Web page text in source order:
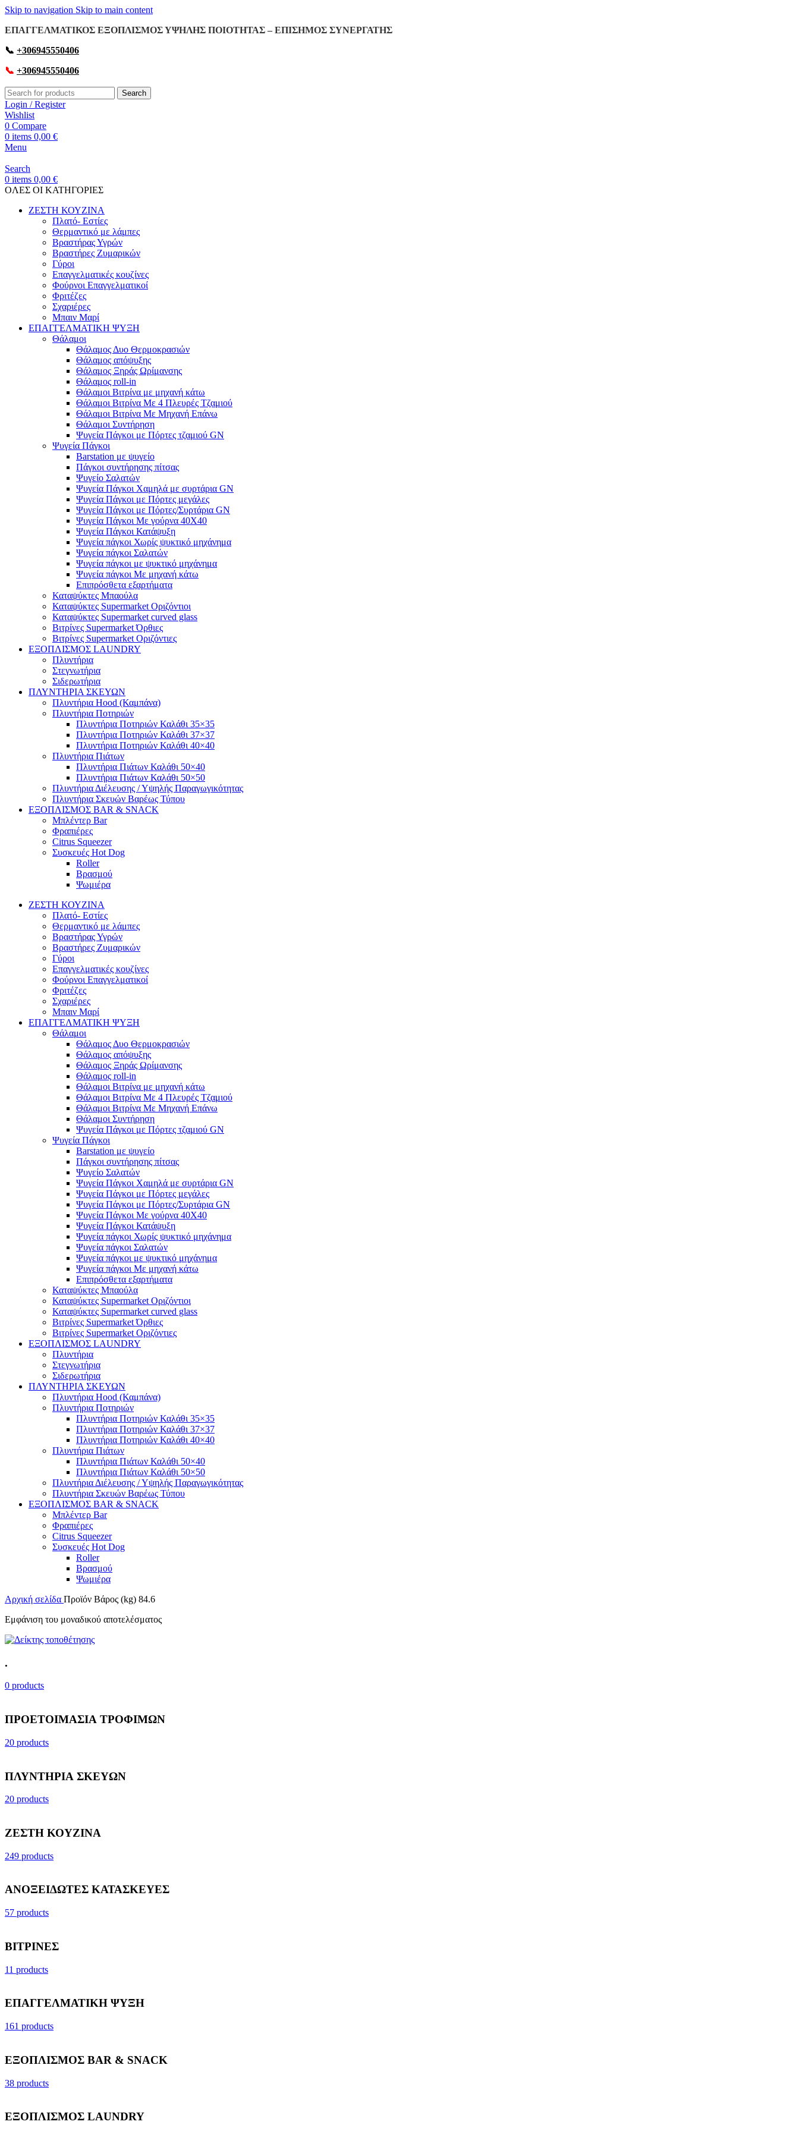
Skip to navigation Skip to main content
ΕΠΑΓΓΕΛΜΑΤΙΚΟΣ ΕΞΟΠΛΙΣΜΟΣ ΥΨΗΛΗΣ ΠΟΙΟΤΗΤΑΣ – ΕΠΙΣΗΜΟΣ ΣΥΝΕΡΓΑΤΗΣ
📞 +306945550406
📞 +306945550406
Search
Login / Register
Wishlist
0 Compare
0 items 0,00 €
Menu
Search
0 items 0,00 €
OΛΕΣ ΟΙ ΚΑΤΗΓΟΡΙΕΣ
ΖΕΣΤΗ ΚΟΥΖΙΝΑ
Πλατό- Εστίες
Θερμαντικό με λάμπες
Βραστήρας Υγρών
Βραστήρες Ζυμαρικών
Γύροι
Επαγγελματικές κουζίνες
Φούρνοι Επαγγελματικοί
Φριτέζες
Σχαριέρες
Μπαιν Μαρί
ΕΠΑΓΓΕΛΜΑΤΙΚΗ ΨΥΞΗ
Θάλαμοι
Θάλαμος Δυο Θερμοκρασιών
Θάλαμος απόψυξης
Θάλαμος Ξηράς Ωρίμανσης
Θάλαμος roll-in
Θάλαμοι Βιτρίνα με μηχανή κάτω
Θάλαμοι Βιτρίνα Με 4 Πλευρές Τζαμιού
Θάλαμοι Βιτρίνα Με Μηχανή Επάνω
Θάλαμοι Συντήρηση
Ψυγεία Πάγκοι με Πόρτες τζαμιού GN
Ψυγεία Πάγκοι
Barstation με ψυγείο
Πάγκοι συντήρησης πίτσας
Ψυγείο Σαλατών
Ψυγεία Πάγκοι Χαμηλά με συρτάρια GN
Ψυγεία Πάγκοι με Πόρτες μεγάλες
Ψυγεία Πάγκοι με Πόρτες/Συρτάρια GN
Ψυγεία Πάγκοι Με γούρνα 40Χ40
Ψυγεία Πάγκοι Κατάψυξη
Ψυγεία πάγκοι Χωρίς ψυκτικό μηχάνημα
Ψυγεία πάγκοι Σαλατών
Ψυγεία πάγκοι με ψυκτικό μηχάνημα
Ψυγεία πάγκοι Με μηχανή κάτω
Επιπρόσθετα εξαρτήματα
Καταψύκτες Μπαούλα
Καταψύκτες Supermarket Οριζόντιοι
Καταψύκτες Supermarket curved glass
Βιτρίνες Supermarket Όρθιες
Βιτρίνες Supermarket Οριζόντιες
ΕΞΟΠΛΙΣΜΟΣ LAUNDRY
Πλυντήρια
Στεγνωτήρια
Σιδερωτήρια
ΠΛΥΝΤΗΡΙΑ ΣΚΕΥΩΝ
Πλυντήρια Hood (Καμπάνα)
Πλυντήρια Ποτηριών
Πλυντήρια Ποτηριών Καλάθι 35×35
Πλυντήρια Ποτηριών Καλάθι 37×37
Πλυντήρια Ποτηριών Καλάθι 40×40
Πλυντήρια Πιάτων
Πλυντήρια Πιάτων Καλάθι 50×40
Πλυντήρια Πιάτων Καλάθι 50×50
Πλυντήρια Διέλευσης / Υψηλής Παραγωγικότητας
Πλυντήρια Σκευών Βαρέως Τύπου
ΕΞΟΠΛΙΣΜΟΣ BAR & SNACK
Μπλέντερ Bar
Φραπιέρες
Citrus Squeezer
Συσκευές Hot Dog
Roller
Βρασμού
Ψωμιέρα
ΖΕΣΤΗ ΚΟΥΖΙΝΑ
Πλατό- Εστίες
Θερμαντικό με λάμπες
Βραστήρας Υγρών
Βραστήρες Ζυμαρικών
Γύροι
Επαγγελματικές κουζίνες
Φούρνοι Επαγγελματικοί
Φριτέζες
Σχαριέρες
Μπαιν Μαρί
ΕΠΑΓΓΕΛΜΑΤΙΚΗ ΨΥΞΗ
Θάλαμοι
Θάλαμος Δυο Θερμοκρασιών
Θάλαμος απόψυξης
Θάλαμος Ξηράς Ωρίμανσης
Θάλαμος roll-in
Θάλαμοι Βιτρίνα με μηχανή κάτω
Θάλαμοι Βιτρίνα Με 4 Πλευρές Τζαμιού
Θάλαμοι Βιτρίνα Με Μηχανή Επάνω
Θάλαμοι Συντήρηση
Ψυγεία Πάγκοι με Πόρτες τζαμιού GN
Ψυγεία Πάγκοι
Barstation με ψυγείο
Πάγκοι συντήρησης πίτσας
Ψυγείο Σαλατών
Ψυγεία Πάγκοι Χαμηλά με συρτάρια GN
Ψυγεία Πάγκοι με Πόρτες μεγάλες
Ψυγεία Πάγκοι με Πόρτες/Συρτάρια GN
Ψυγεία Πάγκοι Με γούρνα 40Χ40
Ψυγεία Πάγκοι Κατάψυξη
Ψυγεία πάγκοι Χωρίς ψυκτικό μηχάνημα
Ψυγεία πάγκοι Σαλατών
Ψυγεία πάγκοι με ψυκτικό μηχάνημα
Ψυγεία πάγκοι Με μηχανή κάτω
Επιπρόσθετα εξαρτήματα
Καταψύκτες Μπαούλα
Καταψύκτες Supermarket Οριζόντιοι
Καταψύκτες Supermarket curved glass
Βιτρίνες Supermarket Όρθιες
Βιτρίνες Supermarket Οριζόντιες
ΕΞΟΠΛΙΣΜΟΣ LAUNDRY
Πλυντήρια
Στεγνωτήρια
Σιδερωτήρια
ΠΛΥΝΤΗΡΙΑ ΣΚΕΥΩΝ
Πλυντήρια Hood (Καμπάνα)
Πλυντήρια Ποτηριών
Πλυντήρια Ποτηριών Καλάθι 35×35
Πλυντήρια Ποτηριών Καλάθι 37×37
Πλυντήρια Ποτηριών Καλάθι 40×40
Πλυντήρια Πιάτων
Πλυντήρια Πιάτων Καλάθι 50×40
Πλυντήρια Πιάτων Καλάθι 50×50
Πλυντήρια Διέλευσης / Υψηλής Παραγωγικότητας
Πλυντήρια Σκευών Βαρέως Τύπου
ΕΞΟΠΛΙΣΜΟΣ BAR & SNACK
Μπλέντερ Bar
Φραπιέρες
Citrus Squeezer
Συσκευές Hot Dog
Roller
Βρασμού
Ψωμιέρα
Αρχική σελίδα Προϊόν Βάρος (kg) 84.6
Εμφάνιση του μοναδικού αποτελέσματος
.
0 products
ΠΡΟΕΤΟΙΜΑΣΙΑ ΤΡΟΦΙΜΩΝ
20 products
ΠΛΥΝΤΗΡΙΑ ΣΚΕΥΩΝ
20 products
ΖΕΣΤΗ ΚΟΥΖΙΝΑ
249 products
ΑΝΟΞΕΙΔΩΤΕΣ ΚΑΤΑΣΚΕΥΕΣ
57 products
ΒΙΤΡΙΝΕΣ
11 products
ΕΠΑΓΓΕΛΜΑΤΙΚΗ ΨΥΞΗ
161 products
ΕΞΟΠΛΙΣΜΟΣ BAR & SNACK
38 products
ΕΞΟΠΛΙΣΜΟΣ LAUNDRY